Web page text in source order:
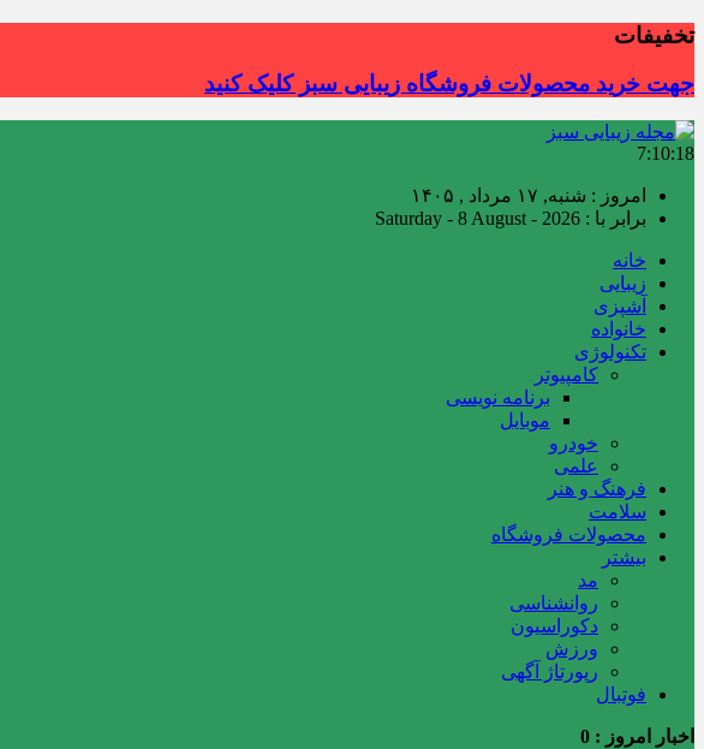
تخفیفات
جهت خرید محصولات فروشگاه زیبایی سبز کلیک کنید
7:10:19
امروز : شنبه, ۱۷ مرداد , ۱۴۰۵
برابر با : Saturday - 8 August - 2026
خانه
زیبایی
آشپزی
خانواده
تکنولوژی
کامپیوتر
برنامه نویسی
موبایل
خودرو
علمی
فرهنگ و هنر
سلامت
محصولات فروشگاه
بیشتر
مد
روانشناسی
دکوراسیون
ورزش
رپورتاژ آگهی
فوتبال
اخبار امروز : 0